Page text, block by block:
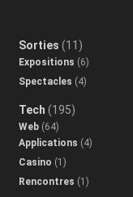
Sorties (11)
Expositions (6)
Spectacles (4)
Tech (195)
Web (64)
Applications (4)
Casino (1)
Rencontres (1)